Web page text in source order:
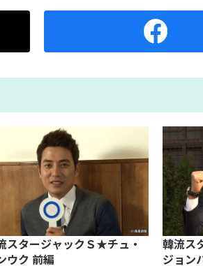
スタージャックＳ★チュ・
ウク 前編
韓流ス
ジョン